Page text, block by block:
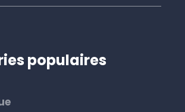
populaires